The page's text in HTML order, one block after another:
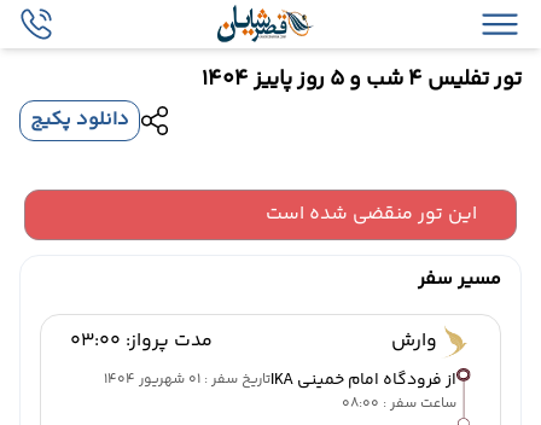
تور تفلیس 4 شب و 5 روز پاییز 1404
دانلود پکیج
این تور منقضی شده است
مسیر سفر
وارش مدت پرواز: 03:00
از فرودگاه امام خمینی IKA
تاریخ سفر : 01 شهریور 1404
ساعت سفر : 08:00